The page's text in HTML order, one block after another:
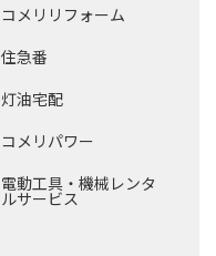
コメリリフォーム
住急番
灯油宅配
コメリパワー
電動工具・機械レンタ
ルサービス